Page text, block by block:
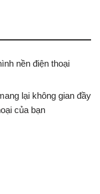
nền điện thoại
lại không gian đầy
của bạn